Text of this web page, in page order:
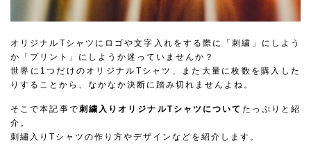
オリジナルTシャツにロゴや文字入れをする際に「刺繍」にしよう
か「プリント」にしようか迷っていませんか？
世界に1つだけのオリジナルTシャツ、また大量に枚数を購入した
りすることから、なかなか決断に踏み切れませんよね。
そこで本記事で刺繍入りオリジナルTシャツについて たっぷりと紹
介。
刺繡入りTシャツの作り方やデザインなどを紹介します。